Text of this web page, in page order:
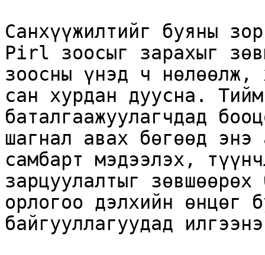
Санхүүжилтийг буяны
Pirl зоосыг зарахыг
зоосны үнэд ч нөлөөлж,
сан хурдан дуусна.
баталгаажуулагчдад
шагнал авах бөгөөд
самбарт мэдээлэх,
зарцуулалтыг
орлогоо дэлхийн өнцөг
байгууллагуудад илгээнэ